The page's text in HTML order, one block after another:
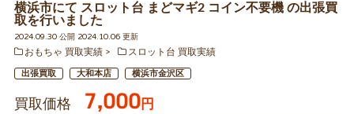
横浜市にて スロット台 まどマギ2 コイン不要機 の出張買
取を行いました
2024.09.30 公開 2024.10.06 更新
おもちゃ 買取実績
スロット台 買取実績
出張買取 大和本店 横浜市金沢区
買取価格 7,000円